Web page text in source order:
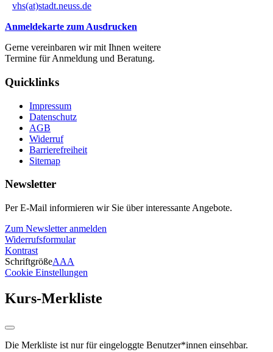
vhs(at)stadt.neuss.de
Anmeldekarte zum Ausdrucken
Gerne vereinbaren wir mit Ihnen weitere
Termine für Anmeldung und Beratung.
Quicklinks
Impressum
Datenschutz
AGB
Widerruf
Barrierefreiheit
Sitemap
Newsletter
Per E-Mail informieren wir Sie über interessante Angebote.
Zum Newsletter anmelden
Widerrufsformular
Kontrast
SchriftgrößeAAA
Cookie Einstellungen
Kurs-Merkliste
Die Merkliste ist nur für eingeloggte Benutzer*innen einsehbar.